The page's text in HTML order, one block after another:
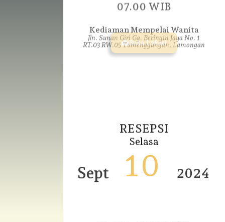
Jln. Sunan Giri Gg. Beringin Jaya No. 1
RT.03 RW.05 Tumenggungan, Lamongan
Buka Lokasi
RESEPSI
Selasa
Sept 10 2024